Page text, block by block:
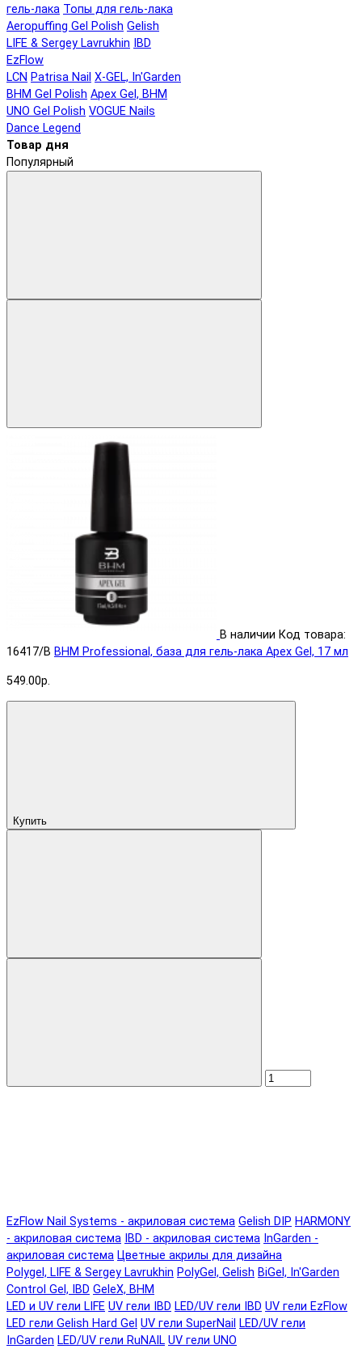
гель-лака Топы для гель-лака
Aeropuffing Gel Polish Gelish
LIFE & Sergey Lavrukhin
IBD
EzFlow
LCN Patrisa Nail X-GEL, In'Garden
BHM Gel Polish Apex Gel, BHM
UNO Gel Polish VOGUE Nails
Dance Legend
Товар дня
Популярный
В наличии Код товара:
16417/B BHM Professional, база для гель-лака Apex Gel, 17 мл
549.00р.
Купить
EzFlow Nail Systems - акриловая система Gelish DIP HARMONY
- акриловая система IBD - акриловая система InGarden -
акриловая система Цветные акрилы для дизайна
Polygel, LIFE & Sergey Lavrukhin PolyGel, Gelish BiGel, In'Garden
Control Gel, IBD GeleX, BHM
LED и UV гели LIFE UV гели IBD LED/UV гели IBD UV гели EzFlow
LED гели Gelish Hard Gel UV гели SuperNail LED/UV гели
InGarden LED/UV гели RuNAIL UV гели UNO